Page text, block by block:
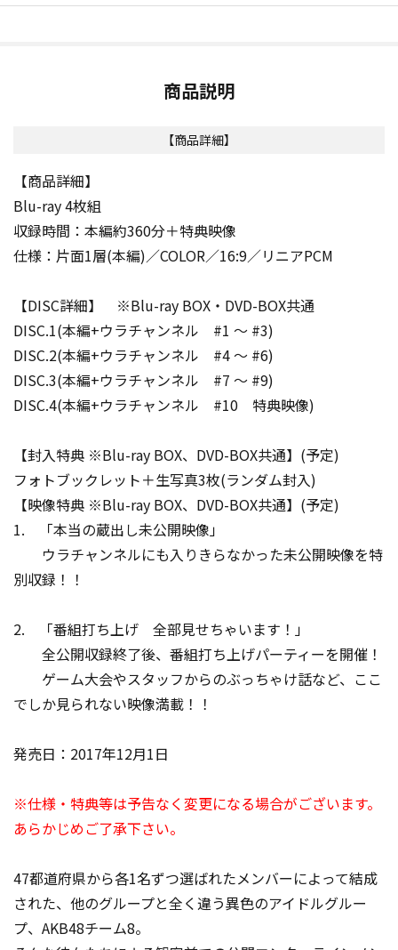
商品説明
【商品詳細】
【商品詳細】
Blu-ray 4枚組
収録時間：本編約360分＋特典映像
仕様：片面1層(本編)／COLOR／16:9／リニアPCM
【DISC詳細】 ※Blu-ray BOX・DVD-BOX共通
DISC.1(本編+ウラチャンネル #1 ～ #3)
DISC.2(本編+ウラチャンネル #4 ～ #6)
DISC.3(本編+ウラチャンネル #7 ～ #9)
DISC.4(本編+ウラチャンネル #10 特典映像)
【封入特典 ※Blu-ray BOX、DVD-BOX共通】(予定)
フォトブックレット＋生写真3枚(ランダム封入)
【映像特典 ※Blu-ray BOX、DVD-BOX共通】(予定)
1. 「本当の蔵出し未公開映像」
ウラチャンネルにも入りきらなかった未公開映像を特
別収録！！
2. 「番組打ち上げ 全部見せちゃいます！」
全公開収録終了後、番組打ち上げパーティーを開催！
ゲーム大会やスタッフからのぶっちゃけ話など、ここ
でしか見られない映像満載！！
発売日：2017年12月1日
※仕様・特典等は予告なく変更になる場合がございます。
あらかじめご了承下さい。
47都道府県から各1名ずつ選ばれたメンバーによって結成
された、他のグループと全く違う異色のアイドルグルー
プ、AKB48チーム8。